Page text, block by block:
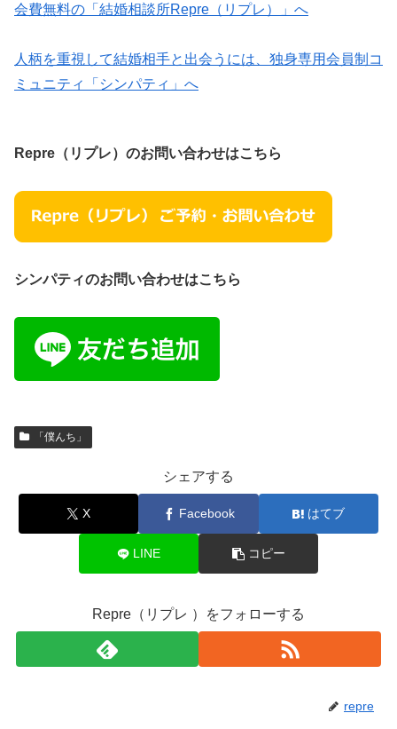
会費無料の「結婚相談所Repre（リプレ）」へ
人柄を重視して結婚相手と出会うには、独身専用会員制コ
ミュニティ「シンパティ」へ
Repre（リプレ）のお問い合わせはこちら
シンパティのお問い合わせはこちら
「僕んち」
シェアする
X Facebook はてブ
LINE コピー
Repre（リプレ ）をフォローする
repre